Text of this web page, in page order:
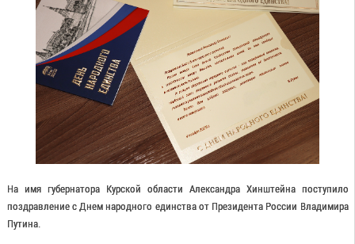
На имя губернатора Курской области Александра Хинштейна поступило
поздравление с Днем народного единства от Президента России Владимира
Путина.